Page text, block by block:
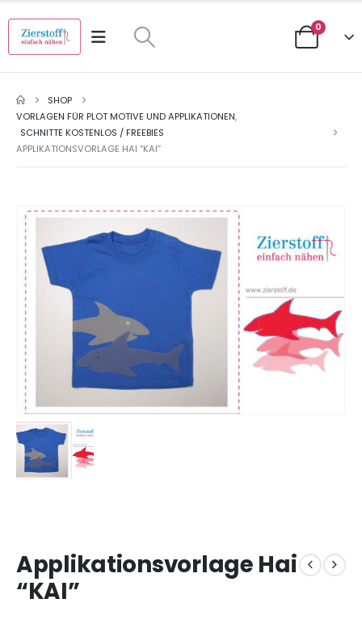
0
SHOP
VORLAGEN FÜR PLOT MOTIVE UND APPLIKATIONEN,
SCHNITTE KOSTENLOS / FREEBIES
APPLIKATIONSVORLAGE HAI “KAI”
Applikationsvorlage Hai
“KAI”